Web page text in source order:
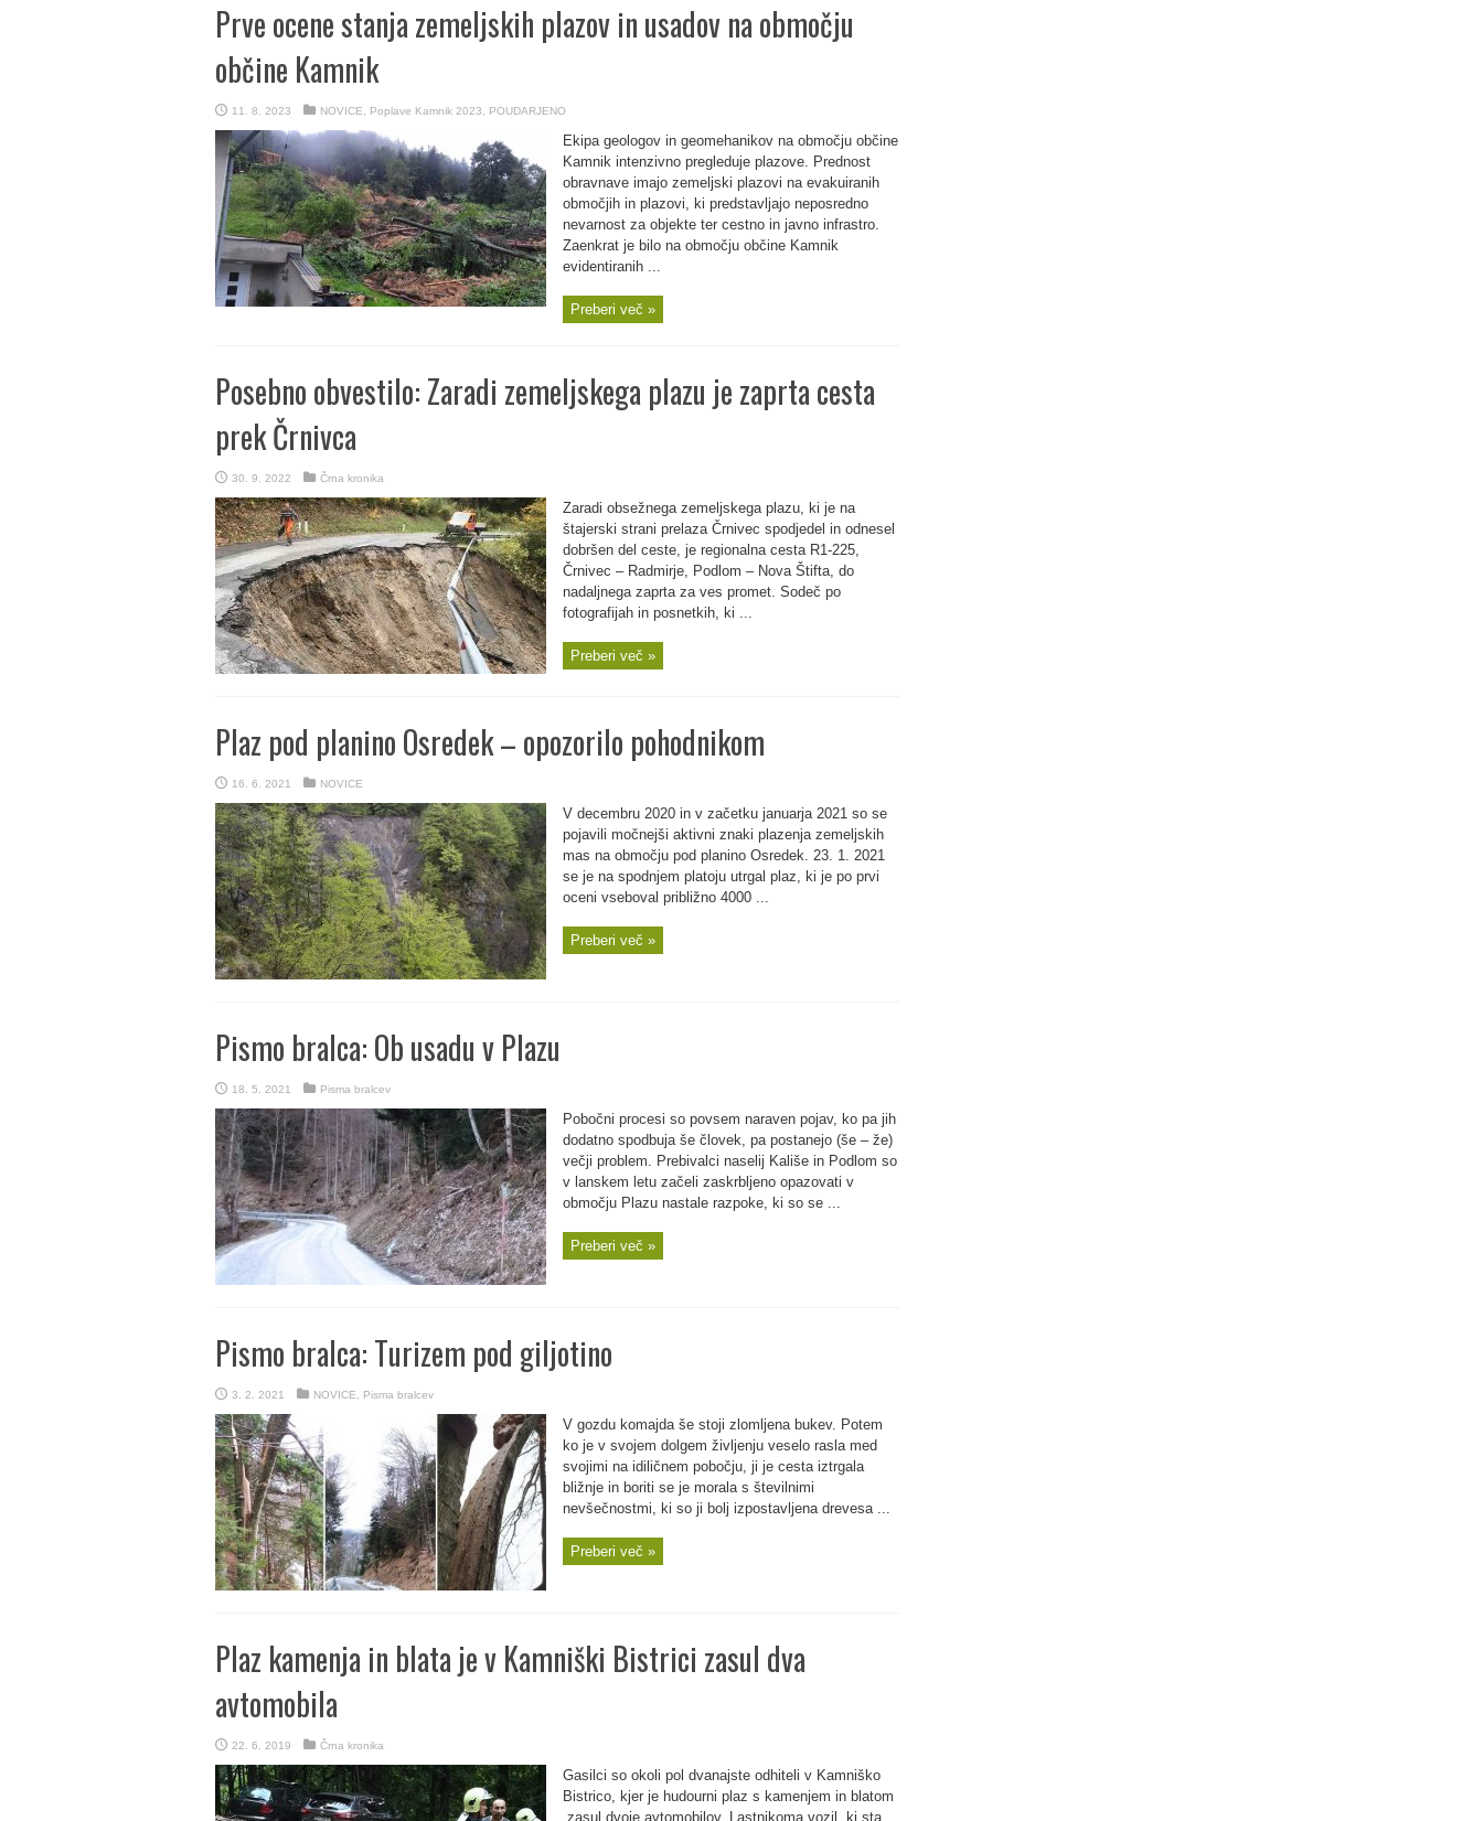
Prve ocene stanja zemeljskih plazov in usadov na območju
občine Kamnik
11. 8. 2023 NOVICE Poplave Kamnik 2023 POUDARJENO
Ekipa geologov in geomehanikov na območju občine
Kamnik intenzivno pregleduje plazove. Prednost
obravnave imajo zemeljski plazovi na evakuiranih
območjih in plazovi, ki predstavljajo neposredno
nevarnost za objekte ter cestno in javno infrastro.
Zaenkrat je bilo na območju občine Kamnik
evidentiranih ...
Preberi več »
Posebno obvestilo: Zaradi zemeljskega plazu je zaprta cesta
prek Črnivca
30. 9. 2022 Črna kronika
Zaradi obsežnega zemeljskega plazu, ki je na
štajerski strani prelaza Črnivec spodjedel in odnesel
dobršen del ceste, je regionalna cesta R1-225,
Črnivec – Radmirje, Podlom – Nova Štifta, do
nadaljnega zaprta za ves promet. Sodeč po
fotografijah in posnetkih, ki ...
Preberi več »
Plaz pod planino Osredek – opozorilo pohodnikom
16. 6. 2021 NOVICE
V decembru 2020 in v začetku januarja 2021 so se
pojavili močnejši aktivni znaki plazenja zemeljskih
mas na območju pod planino Osredek. 23. 1. 2021
se je na spodnjem platoju utrgal plaz, ki je po prvi
oceni vseboval približno 4000 ...
Preberi več »
Pismo bralca: Ob usadu v Plazu
18. 5. 2021 Pisma bralcev
Pobočni procesi so povsem naraven pojav, ko pa jih
dodatno spodbuja še človek, pa postanejo (še – že)
večji problem. Prebivalci naselij Kališe in Podlom so
v lanskem letu začeli zaskrbljeno opazovati v
območju Plazu nastale razpoke, ki so se ...
Preberi več »
Pismo bralca: Turizem pod giljotino
3. 2. 2021 NOVICE Pisma bralcev
V gozdu komajda še stoji zlomljena bukev. Potem
ko je v svojem dolgem življenju veselo rasla med
svojimi na idiličnem pobočju, ji je cesta iztrgala
bližnje in boriti se je morala s številnimi
nevšečnostmi, ki so ji bolj izpostavljena drevesa ...
Preberi več »
Plaz kamenja in blata je v Kamniški Bistrici zasul dva
avtomobila
22. 6. 2019 Črna kronika
Gasilci so okoli pol dvanajste odhiteli v Kamniško
Bistrico, kjer je hudourni plaz s kamenjem in blatom
zasul dvoje avtomobilov. Lastnikoma vozil, ki sta